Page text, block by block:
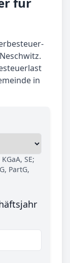
in
SE;
PartG,